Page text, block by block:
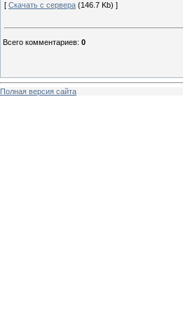
[ Скачать с сервера (146.7 Kb) ]
Всего комментариев: 0
Полная версия сайта